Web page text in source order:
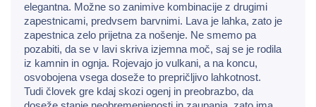
elegantna. Možne so zanimive kombinacije z drugimi
zapestnicami, predvsem barvnimi. Lava je lahka, zato je
zapestnica zelo prijetna za nošenje. Ne smemo pa
pozabiti, da se v lavi skriva izjemna moč, saj se je rodila
iz kamnin in ognja. Rojevajo jo vulkani, a na koncu,
osvobojena vsega doseže to prepričljivo lahkotnost.
Tudi človek gre kdaj skozi ogenj in preobrazbo, da